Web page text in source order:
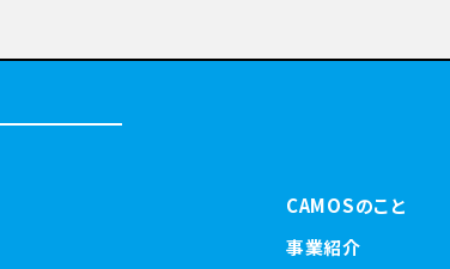
CAMOSのこと
事業紹介